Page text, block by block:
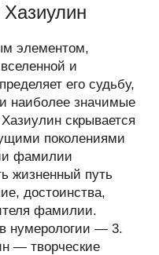
элементом,
и
его судьбу,
наиболее значимые
скрывается
поколениями
фамилии
жизненный путь
достоинства,
фамилии.
нумерологии — 3.
— творческие